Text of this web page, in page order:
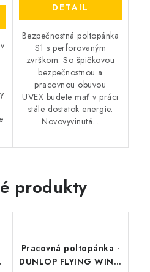
DETAIL
Bezpečnostná poltopánka
S1 s perforovaným
zvrškom. So špičkovou
bezpečnostnou a
pracovnou obuvou
UVEX budete mať v práci
stále dostatok energie.
Novovyvinutá...
produkty
Pracovná poltopánka -
DUNLOP FLYING WING